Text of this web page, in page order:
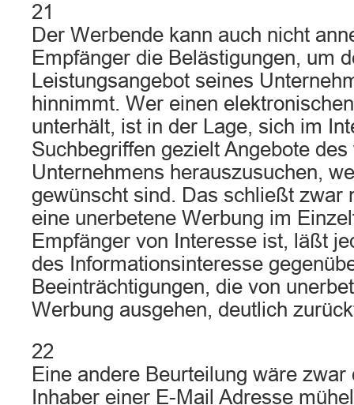
21
Der Werbende kann auch nicht
Empfänger die Belästigungen, um
Leistungsangebot seines
hinnimmt. Wer einen
unterhält, ist in der Lage, sich im
Suchbegriffen gezielt Angebote
Unternehmens herauszusuchen,
gewünscht sind. Das schließt zwar
eine unerbetene Werbung im
Empfänger von Interesse ist, läßt
des Informationsinteresse
Beeinträchtigungen, die von
Werbung ausgehen, deutlich
22
Eine andere Beurteilung wäre
Inhaber einer E-Mail Adresse